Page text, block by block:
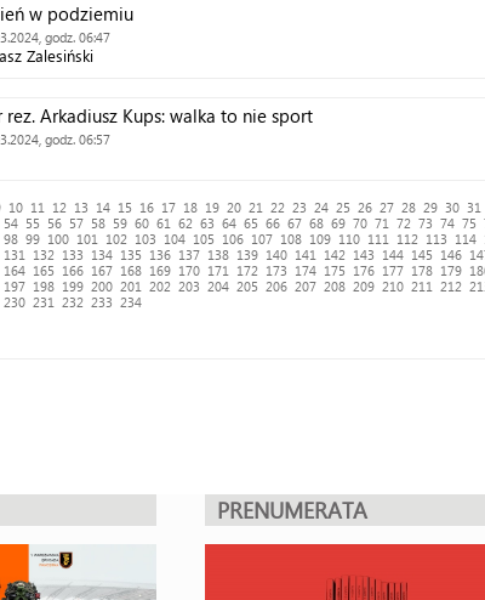
w podziemiu
godz. 06:47
Zalesiński
rez. Arkadiusz Kups: walka to nie sport
godz. 06:57
10 11 12 13 14 15 16 17 18 19 20 21 22 23 24 25 26 27 28 29 30 31
54 55 56 57 58 59 60 61 62 63 64 65 66 67 68 69 70 71 72 73 74 75
98 99 100 101 102 103 104 105 106 107 108 109 110 111 112 113 114
131 132 133 134 135 136 137 138 139 140 141 142 143 144 145 146
164 165 166 167 168 169 170 171 172 173 174 175 176 177 178 179
197 198 199 200 201 202 203 204 205 206 207 208 209 210 211 212
230 231 232 233 234
PRENUMERATA